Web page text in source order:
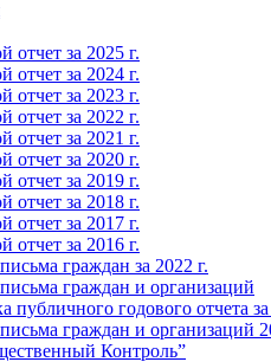
за 2025 г.
за 2024 г.
за 2023 г.
за 2022 г.
за 2021 г.
за 2020 г.
за 2019 г.
за 2018 г.
за 2017 г.
за 2016 г.
граждан за 2022 г.
граждан и организаций
публичного годового отчета
граждан и организаций
Контроль”